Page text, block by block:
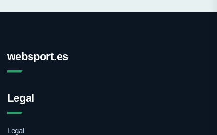
websport.es
Legal
Legal